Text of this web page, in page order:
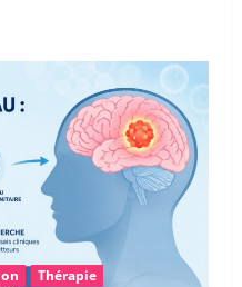
Thérapie